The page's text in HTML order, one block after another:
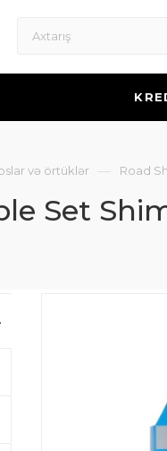
və örtüklər — Road
Set